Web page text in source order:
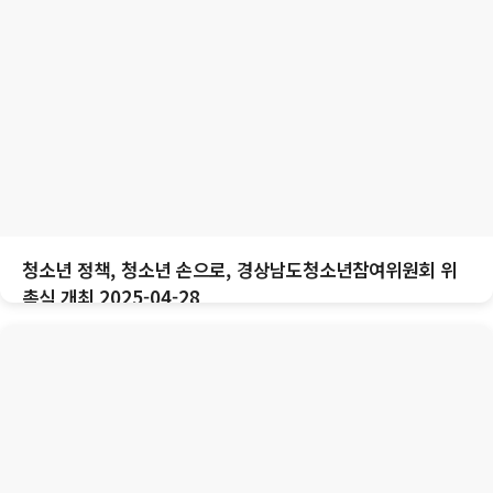
청소년 정책, 청소년 손으로, 경상남도청소년참여위원회 위
촉식 개최 2025-04-28